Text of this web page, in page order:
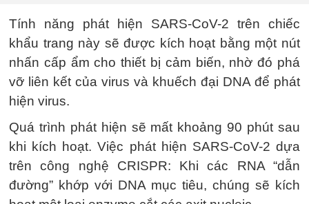
Tính năng phát hiện SARS-CoV-2 trên chiếc
khẩu trang này sẽ được kích hoạt bằng một nút
nhấn cấp ẩm cho thiết bị cảm biến, nhờ đó phá
vỡ liên kết của virus và khuếch đại DNA để phát
hiện virus.
Quá trình phát hiện sẽ mất khoảng 90 phút sau
khi kích hoạt. Việc phát hiện SARS-CoV-2 dựa
trên công nghệ CRISPR: Khi các RNA “dẫn
đường” khớp với DNA mục tiêu, chúng sẽ kích